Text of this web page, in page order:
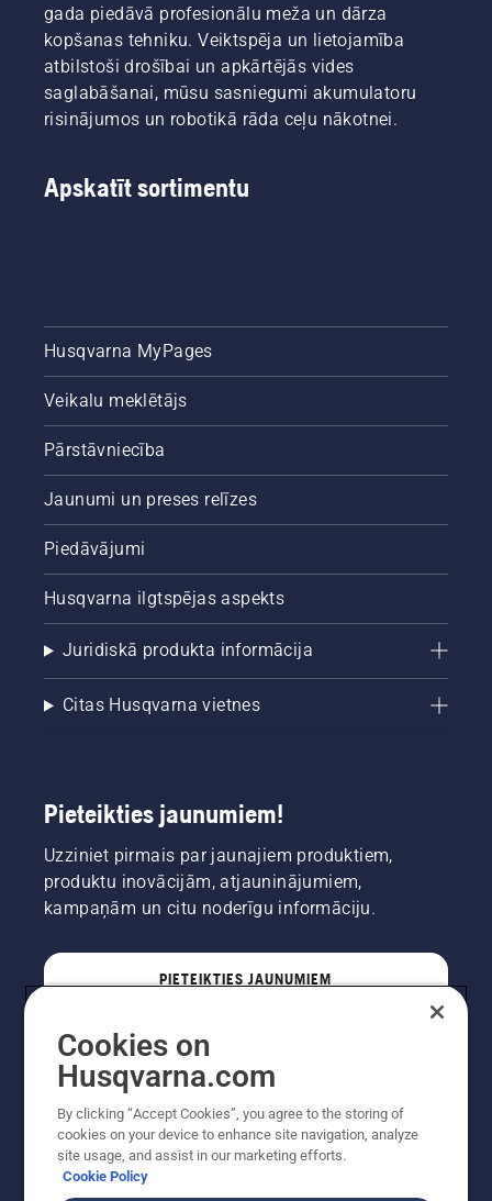
gada piedāvā profesionālu meža un dārza
kopšanas tehniku. Veiktspēja un lietojamība
atbilstoši drošībai un apkārtējās vides
saglabāšanai, mūsu sasniegumi akumulatoru
risinājumos un robotikā rāda ceļu nākotnei.
Apskatīt sortimentu
Husqvarna MyPages
Veikalu meklētājs
Pārstāvniecība
Jaunumi un preses relīzes
Piedāvājumi
Husqvarna ilgtspējas aspekts
Juridiskā produkta informācija
Citas Husqvarna vietnes
Pieteikties jaunumiem!
Uzziniet pirmais par jaunajiem produktiem,
produktu inovācijām, atjauninājumiem,
kampaņām un citu noderīgu informāciju.
PIETEIKTIES JAUNUMIEM
Cookies on
Husqvarna.com
By clicking “Accept Cookies”, you agree to the storing of
cookies on your device to enhance site navigation, analyze
site usage, and assist in our marketing efforts.
Cookie Policy